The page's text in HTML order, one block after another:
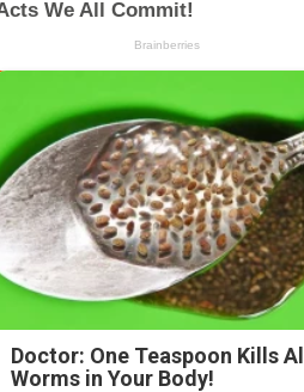
Doctor: One Teaspoon Kills All
Worms in Your Body!